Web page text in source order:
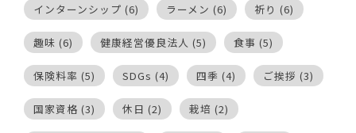
インターンシップ (6) ラーメン (6) 祈り (6)
趣味 (6) 健康経営優良法人 (5) 食事 (5)
保険料率 (5) SDGs (4) 四季 (4) ご挨拶 (3)
国家資格 (3) 休日 (2) 栽培 (2)